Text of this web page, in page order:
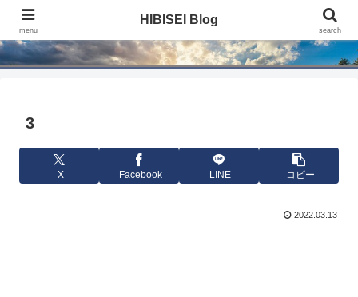
HIBISEI Blog
3
X Facebook LINE コピー
2022.03.13
menu
HIBISEI Blog
search